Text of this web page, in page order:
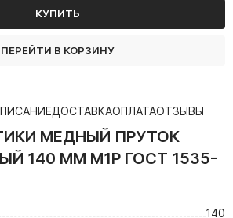
КУПИТЬ
ПЕРЕЙТИ В КОРЗИНУ
ДОСТАВКАОПЛАТАОТЗЫВЫ
МЕДНЫЙ ПРУТОК
140 ММ М1Р ГОСТ 1535-
140